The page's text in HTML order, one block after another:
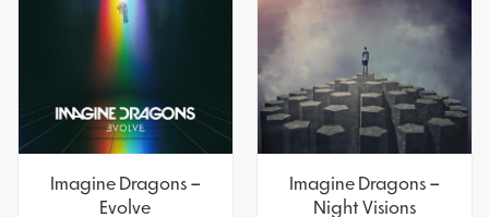
Imagine Dragons –
Night Visions
Imagine Dragons –
Evolve